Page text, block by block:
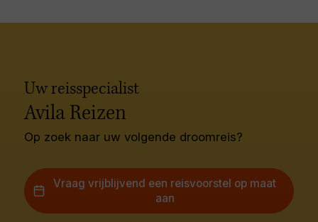
Uw reisspecialist
Avila Reizen
Op zoek naar uw volgende droomreis?
Vraag vrijblijvend een reisvoorstel op maat
aan